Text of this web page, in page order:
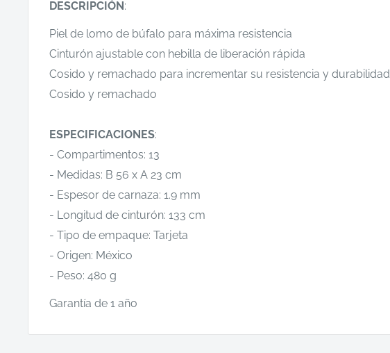
DESCRIPCIÓN:
Piel de lomo de búfalo para máxima resistencia
Cinturón ajustable con hebilla de liberación rápida
Cosido y remachado para incrementar su resistencia y durabilidad
Cosido y remachado
ESPECIFICACIONES:
- Compartimentos: 13
- Medidas: B 56 x A 23 cm
- Espesor de carnaza: 1.9 mm
- Longitud de cinturón: 133 cm
- Tipo de empaque: Tarjeta
- Origen: México
- Peso: 480 g
Garantía de 1 año